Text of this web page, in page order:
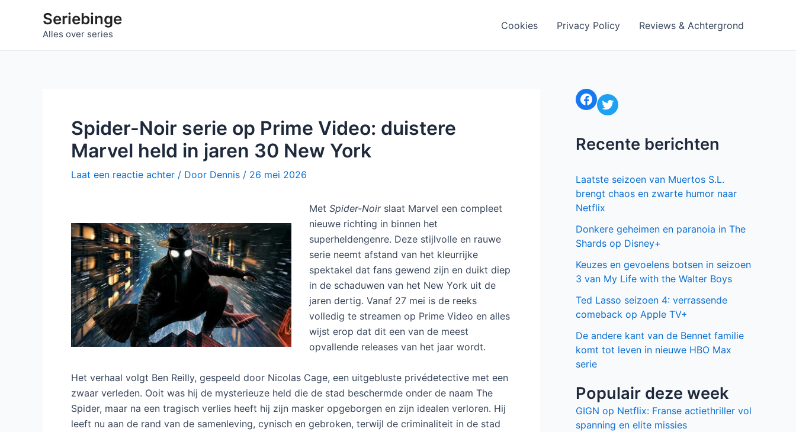
Seriebinge
Alles over series
Cookies Privacy Policy Reviews & Achtergrond
Spider-Noir serie op Prime Video: duistere
Marvel held in jaren 30 New York
Laat een reactie achter / Door Dennis / 26 mei 2026
Met Spider-Noirslaat Marvel een compleet
nieuwe richting in binnen het
superheldengenre. Deze stijlvolle en rauwe
serie neemt afstand van het kleurrijke
spektakel dat fans gewend zijn en duikt diep
in de schaduwen van het New York uit de
jaren dertig. Vanaf 27 mei is de reeks
volledig te streamen op Prime Video en alles
wijst erop dat dit een van de meest
opvallende releases van het jaar wordt.
Het verhaal volgt Ben Reilly, gespeeld door Nicolas Cage, een uitgebluste privédetective met een
zwaar verleden. Ooit was hij de mysterieuze held die de stad beschermde onder de naam The
Spider, maar na een tragisch verlies heeft hij zijn masker opgeborgen en zijn idealen verloren. Hij
leeft nu aan de rand van de samenleving, cynisch en gebroken, terwijl de criminaliteit in de stad
Facebook Twitter
Recente berichten
Laatste seizoen van Muertos S.L.
brengt chaos en zwarte humor naar
Netflix
Donkere geheimen en paranoia in The
Shards op Disney+
Keuzes en gevoelens botsen in seizoen
3 van My Life with the Walter Boys
Ted Lasso seizoen 4: verrassende
comeback op Apple TV+
De andere kant van de Bennet familie
komt tot leven in nieuwe HBO Max
serie
Populair deze week
GIGN op Netflix: Franse actiethriller vol
spanning en elite missies